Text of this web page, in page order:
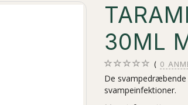
30ML
0
De
svampeinfektioner.